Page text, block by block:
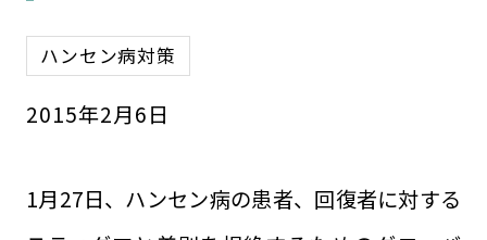
ハンセン病対策
2015年2月6日
1月27日、ハンセン病の患者、回復者に対する